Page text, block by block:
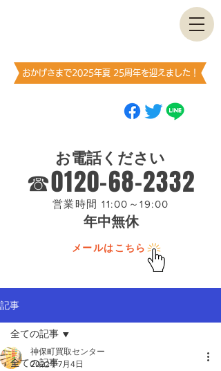
おかげさまで2025年夏 25周年を迎えました！
お電話ください
☎0120-68-2332
営業時間 11:00～19:00
年中無休
メールはこちら
記事
全ての記事
全ての記事
神保町買取センター
2022年7月4日